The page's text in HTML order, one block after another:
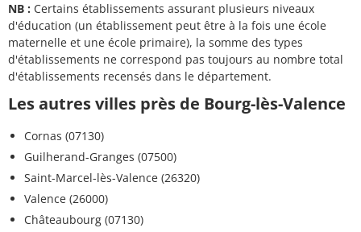
NB : Certains établissements assurant plusieurs niveaux
d'éducation (un établissement peut être à la fois une école
maternelle et une école primaire), la somme des types
d'établissements ne correspond pas toujours au nombre total
d'établissements recensés dans le département.
Les autres villes près de Bourg-lès-Valence
Cornas (07130)
Guilherand-Granges (07500)
Saint-Marcel-lès-Valence (26320)
Valence (26000)
Châteaubourg (07130)